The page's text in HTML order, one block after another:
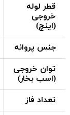
قطر لوله
خروجی
(اینچ)
جنس پروانه
توان خروجی
(اسب بخار)
تعداد فاز